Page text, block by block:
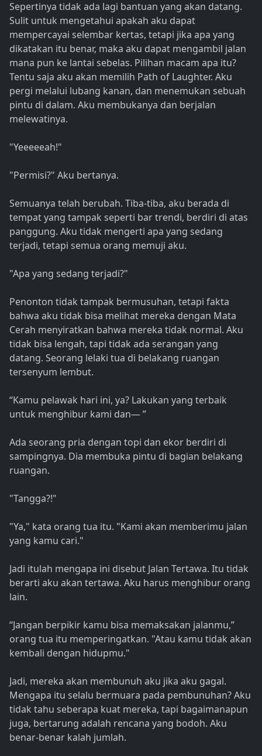
Sepertinya tidak ada lagi bantuan yang akan datang.
Sulit untuk mengetahui apakah aku dapat
mempercayai selembar kertas, tetapi jika apa yang
dikatakan itu benar, maka aku dapat mengambil jalan
mana pun ke lantai sebelas. Pilihan macam apa itu?
Tentu saja aku akan memilih Path of Laughter. Aku
pergi melalui lubang kanan, dan menemukan sebuah
pintu di dalam. Aku membukanya dan berjalan
melewatinya.
"Yeeeeeah!"
"Permisi?" Aku bertanya.
Semuanya telah berubah. Tiba-tiba, aku berada di
tempat yang tampak seperti bar trendi, berdiri di atas
panggung. Aku tidak mengerti apa yang sedang
terjadi, tetapi semua orang memuji aku.
"Apa yang sedang terjadi?"
Penonton tidak tampak bermusuhan, tetapi fakta
bahwa aku tidak bisa melihat mereka dengan Mata
Cerah menyiratkan bahwa mereka tidak normal. Aku
tidak bisa lengah, tapi tidak ada serangan yang
datang. Seorang lelaki tua di belakang ruangan
tersenyum lembut.
“Kamu pelawak hari ini, ya? Lakukan yang terbaik
untuk menghibur kami dan— ”
Ada seorang pria dengan topi dan ekor berdiri di
sampingnya. Dia membuka pintu di bagian belakang
ruangan.
"Tangga?!"
"Ya," kata orang tua itu. "Kami akan memberimu jalan
yang kamu cari."
Jadi itulah mengapa ini disebut Jalan Tertawa. Itu tidak
berarti aku akan tertawa. Aku harus menghibur orang
lain.
“Jangan berpikir kamu bisa memaksakan jalanmu,”
orang tua itu memperingatkan. "Atau kamu tidak akan
kembali dengan hidupmu."
Jadi, mereka akan membunuh aku jika aku gagal.
Mengapa itu selalu bermuara pada pembunuhan? Aku
tidak tahu seberapa kuat mereka, tapi bagaimanapun
juga, bertarung adalah rencana yang bodoh. Aku
benar-benar kalah jumlah.